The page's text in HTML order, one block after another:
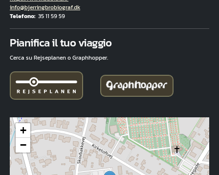
E-mail
info@bjerringbrobiograf.dk
Telefono 35 11 59 59
Pianifica il tuo viaggio
Cerca su Rejseplanen o Graphhopper.
+
−